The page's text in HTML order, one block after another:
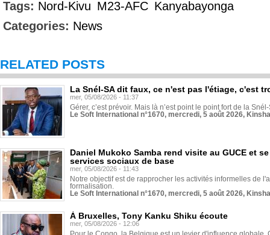
Tags: Nord-Kivu M23-AFC Kanyabayonga
Categories: News
RELATED POSTS
La Snél-SA dit faux, ce n'est pas l'étiage, c'est
mer, 05/08/2026 - 11:37
Gérer, c’est prévoir. Mais là n’est point le point fort de la
Le Soft International n°1670, mercredi, 5 août 2026,
Daniel Mukoko Samba rend visite au GUCE et
services sociaux de base
mer, 05/08/2026 - 11:43
Notre objectif est de rapprocher les activités informelles de
formalisation.
Le Soft International n°1670, mercredi, 5 août 2026,
À Bruxelles, Tony Kanku Shiku écoute
mer, 05/08/2026 - 12:06